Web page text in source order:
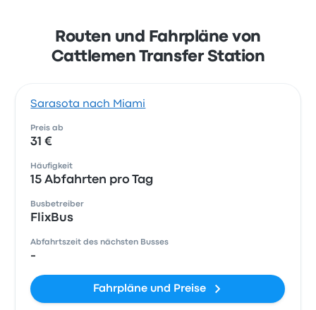
Routen und Fahrpläne von
Cattlemen Transfer Station
Sarasota nach Miami
Preis ab
31 €
Häufigkeit
15 Abfahrten pro Tag
Busbetreiber
FlixBus
Abfahrtszeit des nächsten Busses
-
Fahrpläne und Preise